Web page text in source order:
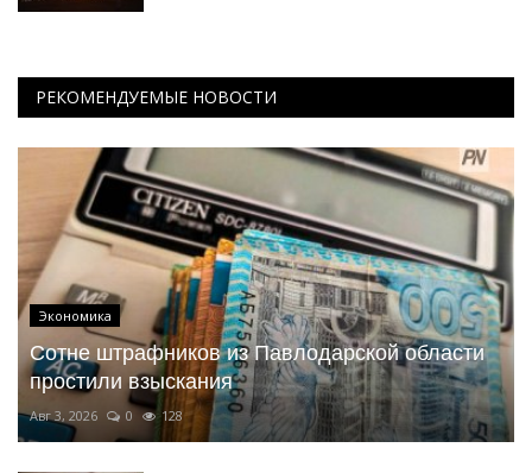
РЕКОМЕНДУЕМЫЕ НОВОСТИ
Экономика
Сотне штрафников из Павлодарской области
простили взыскания
Авг 3, 2026 0 128